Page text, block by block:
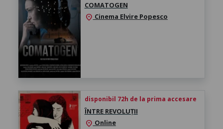
COMATOGEN
location_on Cinema Elvire Popesco
disponibil 72h de la prima accesare
ÎNTRE REVOLUȚII
location_on Online